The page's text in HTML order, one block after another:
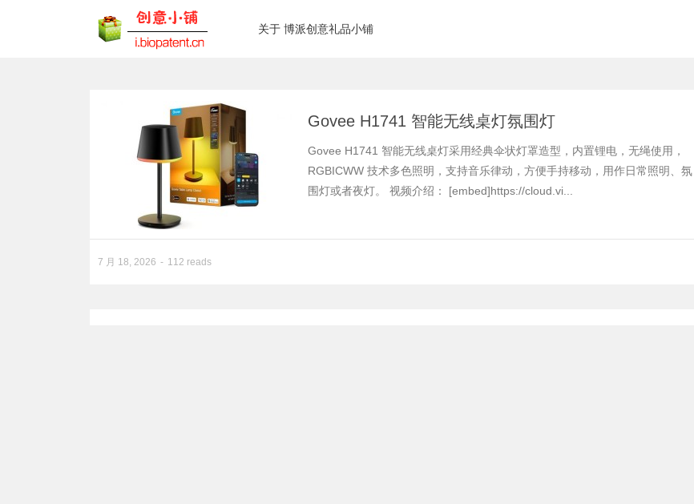
关于 博派创意礼品小铺
Govee H1741 智能无线桌灯氛围灯
Govee H1741 智能无线桌灯采用经典伞状灯罩造型，内置锂电，无绳使用，
RGBICWW 技术多色照明，支持音乐律动，方便手持移动，用作日常照明、氛
围灯或者夜灯。 视频介绍： [embed]https://cloud.vi...
7 月 18, 2026 112 reads